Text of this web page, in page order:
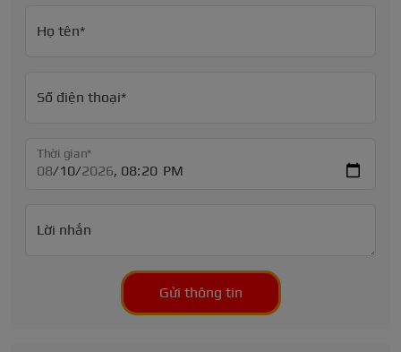
Họ tên*
Số điện thoại*
Thời gian*
Lời nhắn
Gửi thông tin